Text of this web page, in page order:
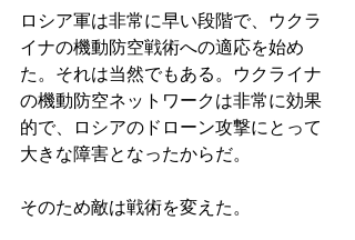
ロシア軍は非常に早い段階で、ウクラ
イナの機動防空戦術への適応を始め
た。それは当然でもある。ウクライナ
の機動防空ネットワークは非常に効果
的で、ロシアのドローン攻撃にとって
大きな障害となったからだ。
そのため敵は戦術を変えた。